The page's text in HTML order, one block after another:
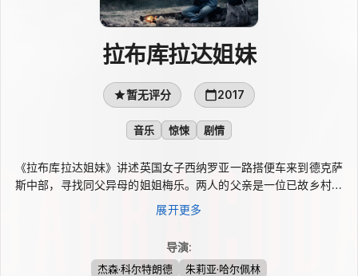
拉布库拉达姐妹
暂无评分 2017
音乐 惊悚 剧情
《拉布库拉达姐妹》讲述英国女子西纳罗亚一路搭便车来到德克萨
斯中部，寻找同父异母的姐姐梅乐。两人的父亲是一位已故乡村乐
音乐家，这段血缘让初次相见的亲近与隔阂并存。西纳罗亚以歌声
进入梅乐原本稳定的生活，牵动她的工作、即将到来的婚姻以及与
多年压抑的怒意，也在音乐中逐渐显影。
展开更多
导演:
杰森·科尔特朗德 朱莉亚·哈尔佩林